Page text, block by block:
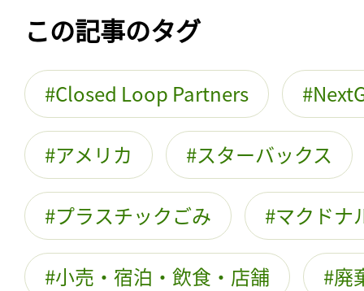
この記事のタグ
Closed Loop Partners
アメリカ スターバックス
プラスチックごみ マクドナ
小売・宿泊・飲食・店舗 廃